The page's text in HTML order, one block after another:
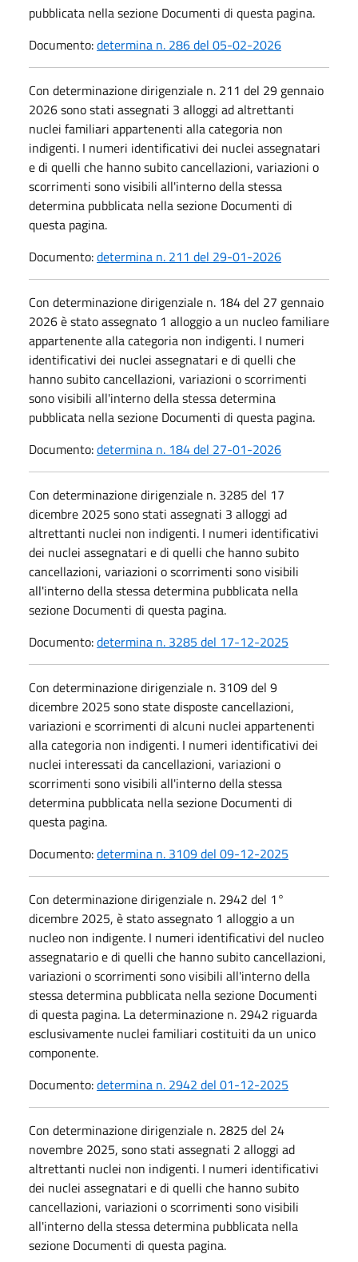
pubblicata nella sezione Documenti di questa pagina.
Documento:determina n. 286 del 05-02-2026
Con determinazione dirigenziale n. 211 del 29 gennaio
2026 sono stati assegnati 3 alloggi ad altrettanti
nuclei familiari appartenenti alla categoria non
indigenti. I numeri identificativi dei nuclei assegnatari
e di quelli che hanno subito cancellazioni, variazioni o
scorrimenti sono visibili all'interno della stessa
determina pubblicata nella sezione Documenti di
questa pagina.
Documento:determina n. 211 del 29-01-2026
Con determinazione dirigenziale n. 184 del 27 gennaio
2026 è stato assegnato 1 alloggio a un nucleo familiare
appartenente alla categoria non indigenti. I numeri
identificativi dei nuclei assegnatari e di quelli che
hanno subito cancellazioni, variazioni o scorrimenti
sono visibili all'interno della stessa determina
pubblicata nella sezione Documenti di questa pagina.
Documento:determina n. 184 del 27-01-2026
Con determinazione dirigenziale n. 3285 del 17
dicembre 2025 sono stati assegnati 3 alloggi ad
altrettanti nuclei non indigenti. I numeri identificativi
dei nuclei assegnatari e di quelli che hanno subito
cancellazioni, variazioni o scorrimenti sono visibili
all'interno della stessa determina pubblicata nella
sezione Documenti di questa pagina.
Documento:determina n. 3285 del 17-12-2025
Con determinazione dirigenziale n. 3109 del 9
dicembre 2025 sono state disposte cancellazioni,
variazioni e scorrimenti di alcuni nuclei appartenenti
alla categoria non indigenti. I numeri identificativi dei
nuclei interessati da cancellazioni, variazioni o
scorrimenti sono visibili all'interno della stessa
determina pubblicata nella sezione Documenti di
questa pagina.
Documento:determina n. 3109 del 09-12-2025
Con determinazione dirigenziale n. 2942 del 1°
dicembre 2025, è stato assegnato 1 alloggio a un
nucleo non indigente. I numeri identificativi del nucleo
assegnatario e di quelli che hanno subito cancellazioni,
variazioni o scorrimenti sono visibili all'interno della
stessa determina pubblicata nella sezione Documenti
di questa pagina. La determinazione n. 2942 riguarda
esclusivamente nuclei familiari costituiti da un unico
componente.
Documento:determina n. 2942 del 01-12-2025
Con determinazione dirigenziale n. 2825 del 24
novembre 2025, sono stati assegnati 2 alloggi ad
altrettanti nuclei non indigenti. I numeri identificativi
dei nuclei assegnatari e di quelli che hanno subito
cancellazioni, variazioni o scorrimenti sono visibili
all'interno della stessa determina pubblicata nella
sezione Documenti di questa pagina.